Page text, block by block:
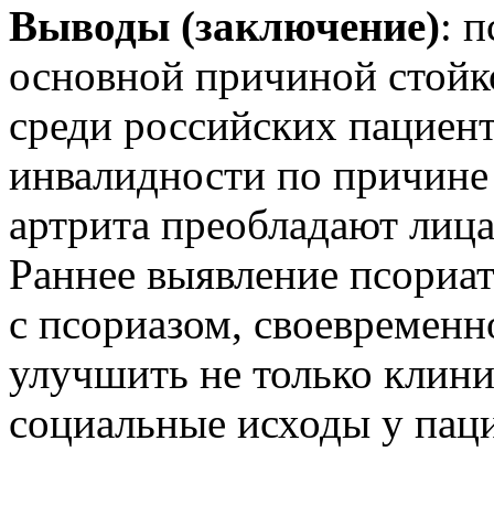
Выводы (заключение):
основной причиной
среди российских
инвалидности по
артрита преобладают
Раннее выявление
с псориазом,
улучшить не только
социальные исходы у